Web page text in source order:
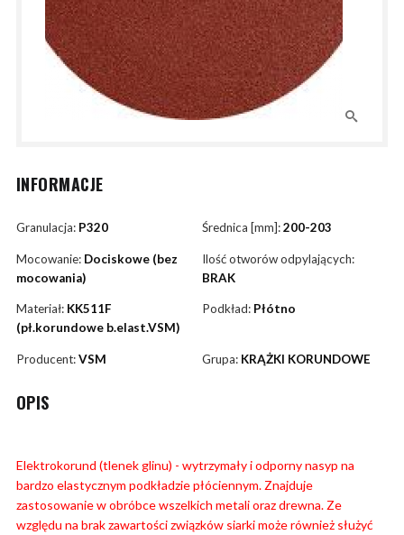
INFORMACJE
Granulacja: P320 Średnica [mm]:200-203
Mocowanie: Dociskowe (bez
mocowania)
Ilość otworów odpylających:
BRAK
Materiał: KK511F
(pł.korundowe b.elast.VSM)
Podkład: Płótno
Producent:VSM Grupa: KRĄŻKI KORUNDOWE
OPIS
Elektrokorund (tlenek glinu) - wytrzymały i odporny nasyp na
bardzo elastycznym podkładzie płóciennym. Znajduje
zastosowanie w obróbce wszelkich metali oraz drewna. Ze
względu na brak zawartości związków siarki może również służyć